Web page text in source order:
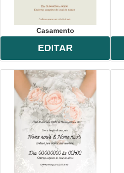
Casamento
EDITAR